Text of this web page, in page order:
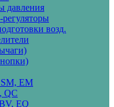
давления
возд.
EM
QC
EQ